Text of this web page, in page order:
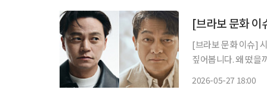
[브라보 문화 이
[브라보 문화 이슈]
짚어봅니다. 왜 떴을까? 최근 공연계에서는 묘한 장면이 펼쳐지고 있다. 러시아 극작가 안톤
2026-05-27 18:00